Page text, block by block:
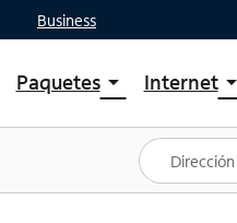
Business
Paquetesarrow_drop_down
Ver paquetes
Spectrum One
Mejores ofertas
Internetarrow_drop_down
Planes